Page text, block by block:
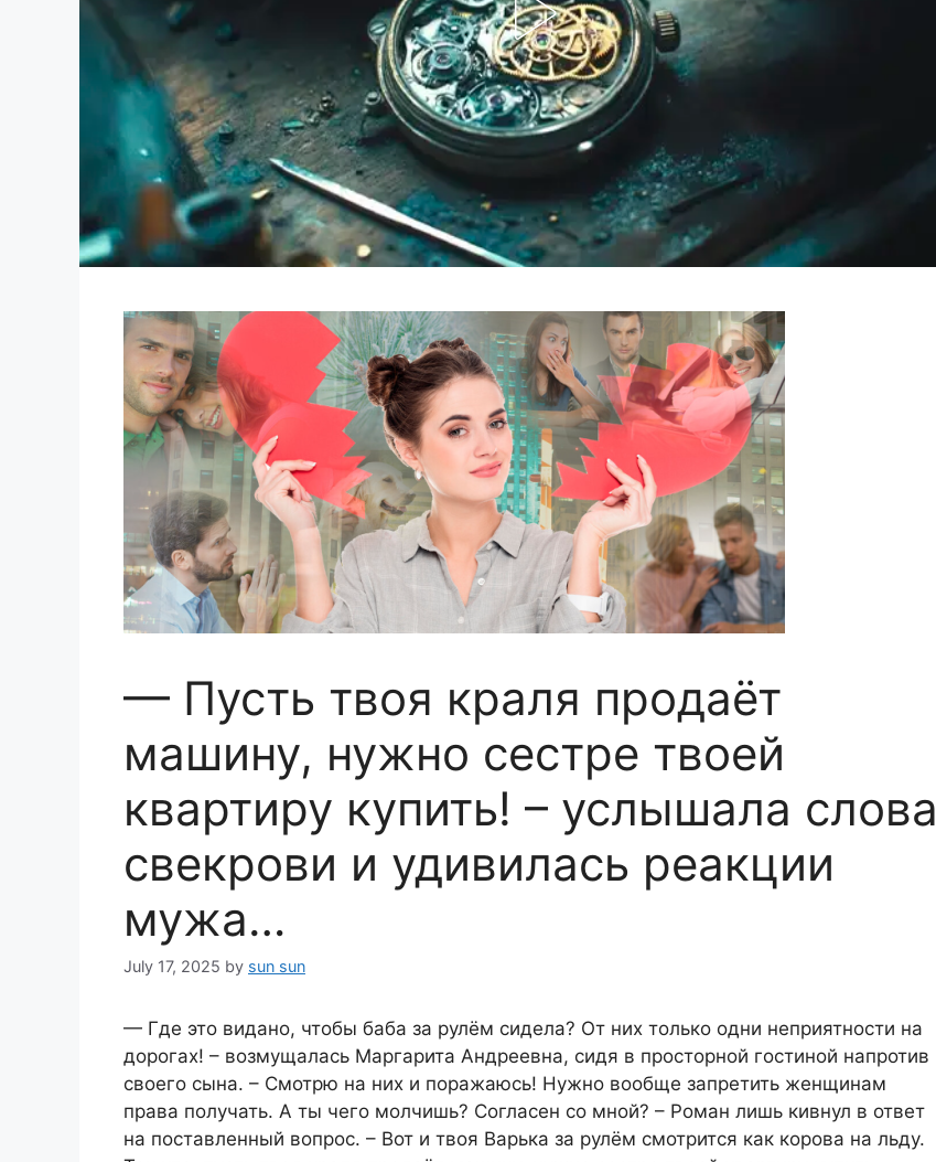
— Пусть твоя краля продаёт
машину, нужно сестре твоей
квартиру купить! – услышала слова
свекрови и удивилась реакции
мужа…
July 17, 2025 by sun sun
— Где это видано, чтобы баба за рулём сидела? От них только одни неприятности на
дорогах! – возмущалась Маргарита Андреевна, сидя в просторной гостиной напротив
своего сына. – Смотрю на них и поражаюсь! Нужно вообще запретить женщинам
права получать. А ты чего молчишь? Согласен со мной? – Роман лишь кивнул в ответ
на поставленный вопрос. – Вот и твоя Варька за рулём смотрится как корова на льду.